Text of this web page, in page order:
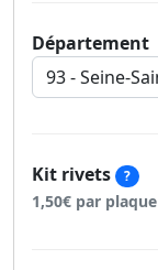
Département
Kit rivets ?
1,50€ par plaque